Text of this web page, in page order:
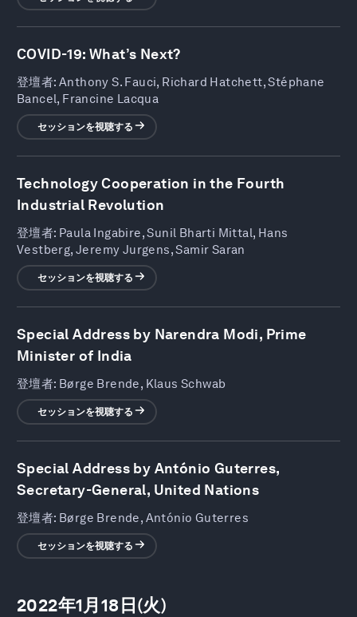
COVID-19: What’s Next?
登壇者: Anthony S. Fauci, Richard Hatchett, Stéphane
Bancel, Francine Lacqua
セッションを視聴する
Technology Cooperation in the Fourth
Industrial Revolution
登壇者: Paula Ingabire, Sunil Bharti Mittal, Hans
Vestberg, Jeremy Jurgens, Samir Saran
セッションを視聴する
Special Address by Narendra Modi, Prime
Minister of India
登壇者: Børge Brende, Klaus Schwab
セッションを視聴する
Special Address by António Guterres,
Secretary-General, United Nations
登壇者: Børge Brende, António Guterres
セッションを視聴する
2022年1月18日(火)